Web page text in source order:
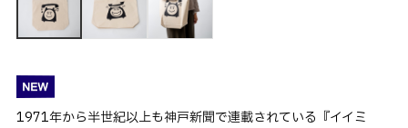
1971年から半世紀以上も神戸新聞で連載されている『イイミ